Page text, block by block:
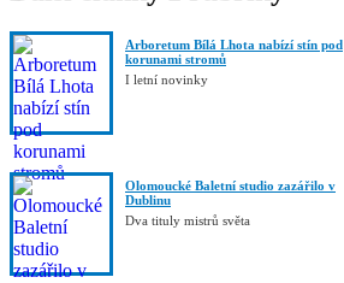
Arboretum Bílá Lhota nabízí stín pod
korunami stromů
I letní novinky
Olomoucké Baletní studio zazářilo v
Dublinu
Dva tituly mistrů světa